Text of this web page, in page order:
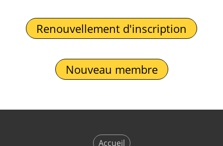
Renouvellement d'inscription
Nouveau membre
Accueil